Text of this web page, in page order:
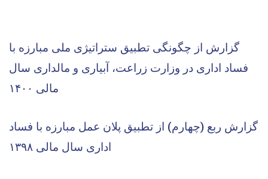
گزارش از چگونگی تطبیق ستراتیژی ملی مبارزه با
فساد اداری در وزارت زراعت، آبیاری و مالداری سال
مالی ۱۴۰۰
گزارش ربع (چهارم) از تطبیق پلان عمل مبارزه با فساد
اداری سال مالی ۱۳۹۸